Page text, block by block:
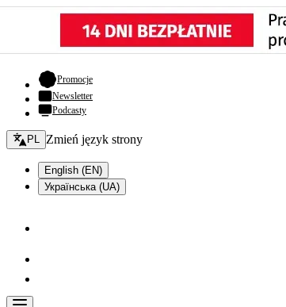
Promocje- otwiera się w nowej karcie
Newsletter
Podcasty
Zmień język - bieżący:
PL Zmień język strony
English (EN)
Українська (UA)